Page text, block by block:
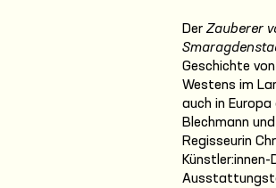
Der Zauberer
Geschichte
Westens im
auch in
Blechmann
Regisseurin